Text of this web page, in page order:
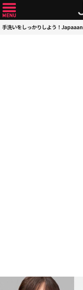
手洗いをしっかりしよう！Japaaan